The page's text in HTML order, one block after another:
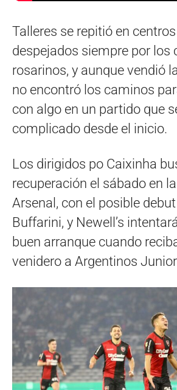
Talleres se repitió en
despejados siempre por los
rosarinos, y aunque vendió
no encontró los caminos
con algo en un partido que
complicado desde el inicio.
Los dirigidos po Caixinha
recuperación el sábado en
Arsenal, con el posible
Buffarini, y Newell’s
buen arranque cuando
venidero a Argentinos